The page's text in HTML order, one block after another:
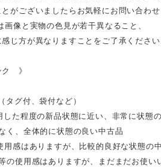
がございましたらお気軽にお問い合わせ
像と実物の色見が若干異なること、
じ方が異なりますことをご了承ください
ク 》
グ付、袋付など）
た程度の新品状態に近い、非常に状態
く、全体的に状態の良い中古品
感はありますが、比較的良好な状態の
の使用感はありますが、まだまだお使い